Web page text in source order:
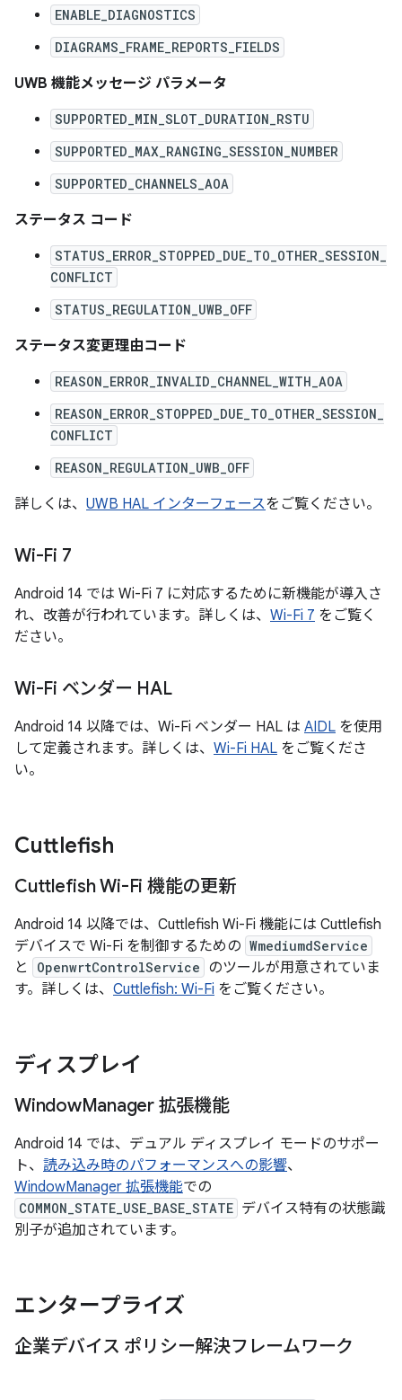
ENABLE_DIAGNOSTICS
DIAGRAMS_FRAME_REPORTS_FIELDS
UWB 機能メッセージ パラメータ
SUPPORTED_MIN_SLOT_DURATION_RSTU
SUPPORTED_MAX_RANGING_SESSION_NUMBER
SUPPORTED_CHANNELS_AOA
ステータス コード
STATUS_ERROR_STOPPED_DUE_TO_OTHER_SESSION_
CONFLICT
STATUS_REGULATION_UWB_OFF
ステータス変更理由コード
REASON_ERROR_INVALID_CHANNEL_WITH_AOA
REASON_ERROR_STOPPED_DUE_TO_OTHER_SESSION_
CONFLICT
REASON_REGULATION_UWB_OFF
詳しくは、 UWB HAL インターフェースをご覧ください。
Wi-Fi 7
Android 14 では Wi-Fi 7 に対応するために新機能が導入さ
れ、改善が行われています。詳しくは、 Wi-Fi 7 をご覧く
ださい。
Wi-Fi ベンダー HAL
Android 14 以降では、Wi-Fi ベンダー HAL は AIDL を使用
して定義されます。詳しくは、 Wi-Fi HAL をご覧くださ
い。
Cuttlefish
Cuttlefish Wi-Fi 機能の更新
Android 14 以降では、Cuttlefish Wi-Fi 機能には Cuttlefish
デバイスで Wi-Fi を制御するための WmediumdService
と OpenwrtControlService のツールが用意されていま
す。詳しくは、 Cuttlefish: Wi-Fi をご覧ください。
ディスプレイ
WindowManager 拡張機能
Android 14 では、デュアル ディスプレイ モードのサポー
ト、 読み込み時のパフォーマンスへの影響、
WindowManager 拡張機能での
COMMON_STATE_USE_BASE_STATE デバイス特有の状態識
別子が追加されています。
エンタープライズ
企業デバイス ポリシー解決フレームワーク